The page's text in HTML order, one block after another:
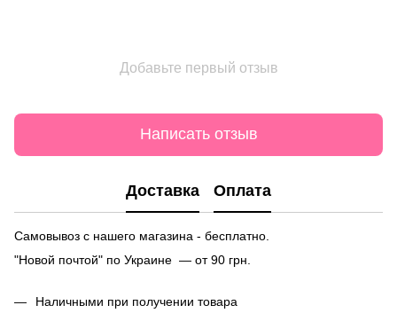
Добавьте первый отзыв
Написать отзыв
Доставка Оплата
Самовывоз с нашего магазина - бесплатно.
"Новой почтой" по Украине — от 90 грн.
Наличными при получении товара